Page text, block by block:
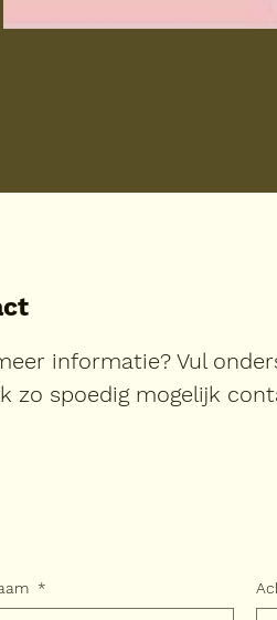
informatie? Vul
zo spoedig mogelijk
*